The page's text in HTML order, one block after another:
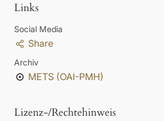
Links
Social Media
Share
Archiv
METS (OAI-PMH)
Lizenz-/Rechtehinweis